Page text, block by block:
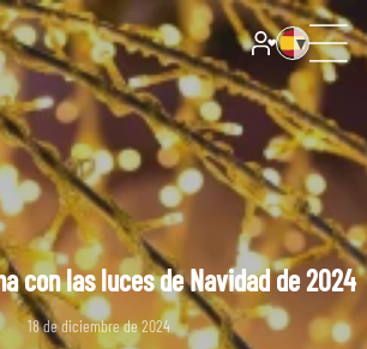
con las luces de Navidad de 2024
18 de diciembre de 2024